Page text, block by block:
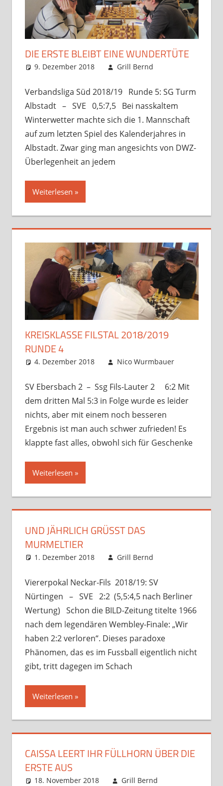
DIE ERSTE BLEIBT EINE WUNDERTÜTE
9. Dezember 2018 Grill Bernd
hinterlassen
Verbandsliga Süd 2018/19 Runde 5: SG Turm
Albstadt – SVE 0,5:7,5 Bei nasskaltem
Winterwetter machte sich die 1. Mannschaft
auf zum letzten Spiel des Kalenderjahres in
Albstadt. Zwar ging man angesichts von DWZ-
Überlegenheit an jedem
Weiterlesen
KREISKLASSE FILSTAL 2018/2019
RUNDE 4
4. Dezember 2018 Nico Wurmbauer
SV Ebersbach 2 – Ssg Fils-Lauter 2 6:2 Mit
dem dritten Mal 5:3 in Folge wurde es leider
nichts, aber mit einem noch besseren
Ergebnis ist man auch schwer zufrieden! Es
klappte fast alles, obwohl sich für Geschenke
Weiterlesen
UND JÄHRLICH GRÜSST DAS M
URMELTIER
1. Dezember 2018 Grill Bernd
Viererpokal Neckar-Fils 2018/19: SV
Nürtingen – SVE 2:2 (5,5:4,5 nach Berliner
Wertung) Schon die BILD-Zeitung titelte 1966
nach dem legendären Wembley-Finale: „Wir
haben 2:2 verloren“. Dieses paradoxe
Phänomen, das es im Fussball eigentlich nicht
gibt, tritt dagegen im Schach
Weiterlesen
CAISSA LEERT IHR FÜLLHORN ÜBER DIE
ERSTE AUS
18. November 2018 Grill Bernd